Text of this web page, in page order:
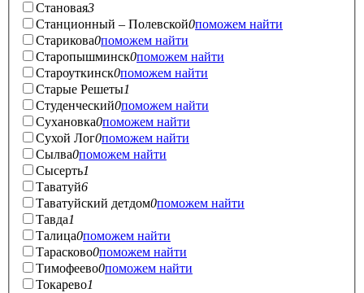
Становая3
Станционный – Полевской0поможем найти
Старикова0поможем найти
Старопышминск0поможем найти
Староуткинск0поможем найти
Старые Решеты1
Студенческий0поможем найти
Сухановка0поможем найти
Сухой Лог0поможем найти
Сылва0поможем найти
Сысерть1
Таватуй6
Таватуйский детдом0поможем найти
Тавда1
Талица0поможем найти
Тарасково0поможем найти
Тимофеево0поможем найти
Токарево1